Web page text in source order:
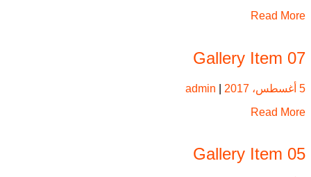
Read More
Gallery Item 07
5 أغسطس، 2017
admin
Read More
Gallery Item 05